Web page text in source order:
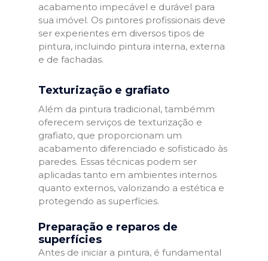
acabamento impecável e durável para
sua imóvel. Os pintores profissionais deve
ser experientes em diversos tipos de
pintura, incluindo pintura interna, externa
e de fachadas.
Texturização e grafiato
Além da pintura tradicional, tambémm
oferecem serviços de texturização e
grafiato, que proporcionam um
acabamento diferenciado e sofisticado às
paredes. Essas técnicas podem ser
aplicadas tanto em ambientes internos
quanto externos, valorizando a estética e
protegendo as superfícies.
Preparação e reparos de
superfícies
Antes de iniciar a pintura, é fundamental